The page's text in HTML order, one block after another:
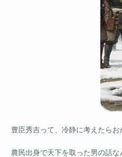
豊臣秀吉って、冷静に考えたらお
農民出身で天下を取った男の話